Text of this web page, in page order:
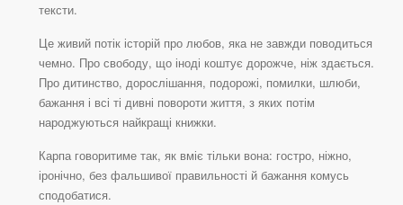
тексти.
Це живий потік історій про любов, яка не завжди поводиться
чемно. Про свободу, що іноді коштує дорожче, ніж здається.
Про дитинство, дорослішання, подорожі, помилки, шлюби,
бажання і всі ті дивні повороти життя, з яких потім
народжуються найкращі книжки.
Карпа говоритиме так, як вміє тільки вона: гостро, ніжно,
іронічно, без фальшивої правильності й бажання комусь
сподобатися.